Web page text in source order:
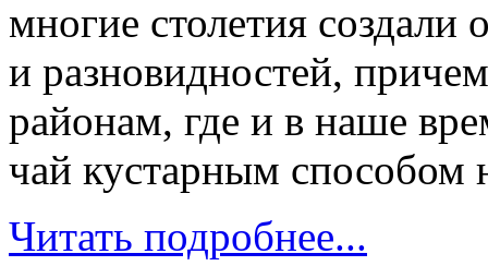
многие столетия создали
и разновидностей,
районам, где и в наше
чай кустарным способом
Читать подробнее...